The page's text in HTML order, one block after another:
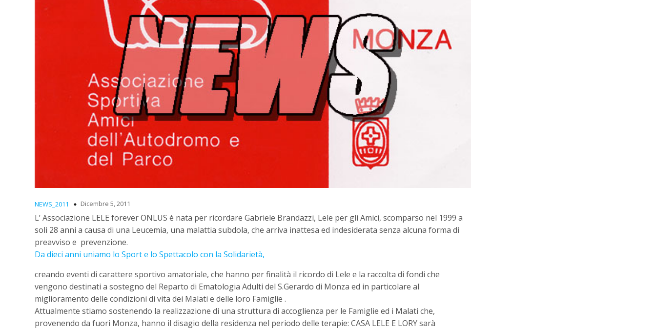
NEWS_2011 Dicembre 5, 2011
L’ Associazione LELE forever ONLUS è nata per ricordare Gabriele Brandazzi, Lele per gli Amici, scomparso nel 1999 a
soli 28 anni a causa di una Leucemia, una malattia subdola, che arriva inattesa ed indesiderata senza alcuna forma di
preavviso e prevenzione.
Da dieci anni uniamo lo Sport e lo Spettacolo con la Solidarietà,
creando eventi di carattere sportivo amatoriale, che hanno per finalità il ricordo di Lele e la raccolta di fondi che
vengono destinati a sostegno del Reparto di Ematologia Adulti del S.Gerardo di Monza ed in particolare al
miglioramento delle condizioni di vita dei Malati e delle loro Famiglie .
Attualmente stiamo sostenendo la realizzazione di una struttura di accoglienza per le Famiglie ed i Malati che,
provenendo da fuori Monza, hanno il disagio della residenza nel periodo delle terapie: CASA LELE E LORY sarà